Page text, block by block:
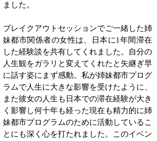
ました。
ブレイクアウトセッションでご一緒した姉
妹都市関係者の女性は、日本に1年間滞在
した経験談を共有してくれました。自分の
人生観をガラリと変えてくれたと矢継ぎ早
に話す姿にまず感動。私が姉妹都市プログ
ラムで人生に大きな影響を受けたように、
また彼女の人生も日本での滞在経験が大き
く影響し何十年も経った現在も精力的に姉
妹都市プログラムのために活動しているこ
とにも深く心を打たれました。このイベン